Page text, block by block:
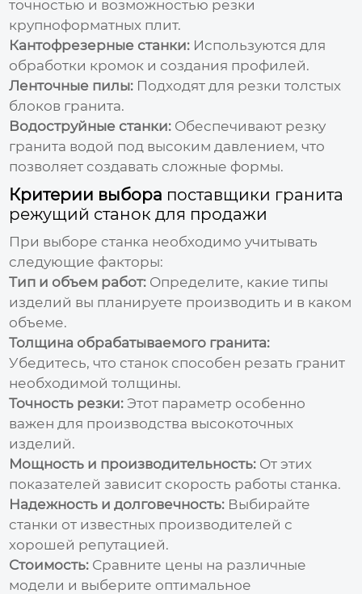
точностью и возможностью резки
крупноформатных плит.
Кантофрезерные станки: Используются для
обработки кромок и создания профилей.
Ленточные пилы: Подходят для резки толстых
блоков гранита.
Водоструйные станки: Обеспечивают резку
гранита водой под высоким давлением, что
позволяет создавать сложные формы.
Критерии выбора поставщики гранита
режущий станок для продажи
При выборе станка необходимо учитывать
следующие факторы:
Тип и объем работ: Определите, какие типы
изделий вы планируете производить и в каком
объеме.
Толщина обрабатываемого гранита:
Убедитесь, что станок способен резать гранит
необходимой толщины.
Точность резки: Этот параметр особенно
важен для производства высокоточных
изделий.
Мощность и производительность: От этих
показателей зависит скорость работы станка.
Надежность и долговечность: Выбирайте
станки от известных производителей с
хорошей репутацией.
Стоимость: Сравните цены на различные
модели и выберите оптимальное